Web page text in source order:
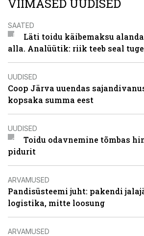
VIIMASED UUDISED
SAATED
Läti toidu käibemaksu
alla. Analüütik: riik teeb seal
UUDISED
Coop Järva uuendas
kopsaka summa eest
UUDISED
Toidu odavnemine tõmbas
pidurit
ARVAMUSED
Pandisüsteemi juht: pakendi
logistika, mitte loosung
ARVAMUSED